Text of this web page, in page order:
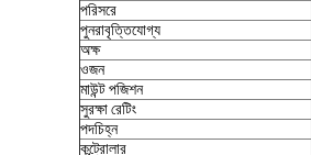
পরিসরে
পুনরাবৃত্তিযোগ্য
অক্ষ
ওজন
মাউন্ট পজিশন
সুরক্ষা রেটিং
পদচিহ্ন
কন্ট্রোলার